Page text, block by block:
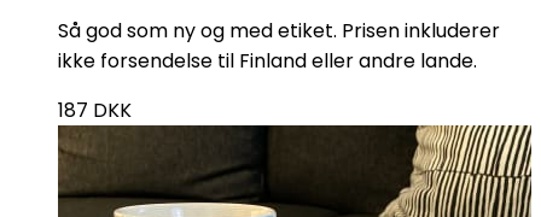
Så god som ny og med etiket. Prisen inkluderer
ikke forsendelse til Finland eller andre lande.
187 DKK